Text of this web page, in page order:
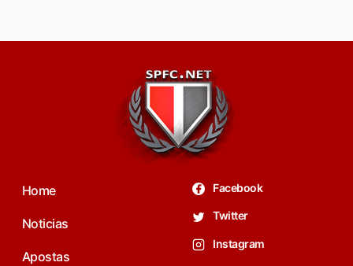
Home
Noticias
Apostas
Facebook
Twitter
Instagram